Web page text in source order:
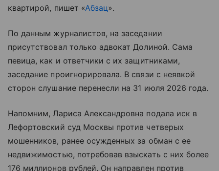
квартирой, пишет «Абзац».
По данным журналистов, на заседании
присутствовал только адвокат Долиной. Сама
певица, как и ответчики с их защитниками,
заседание проигнорировала. В связи с неявкой
сторон слушание перенесли на 31 июля 2026 года.
Напомним, Лариса Александровна подала иск в
Лефортовский суд Москвы против четверых
мошенников, ранее осужденных за обман с ее
недвижимостью, потребовав взыскать с них более
176 миллионов рублей. Он направлен против